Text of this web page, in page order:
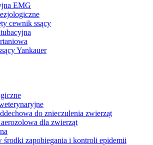
EMG
cewnik ssący
Yankauer
do znieczulenia zwierząt
dla zwierząt
środki zapobiegania i kontroli epidemii